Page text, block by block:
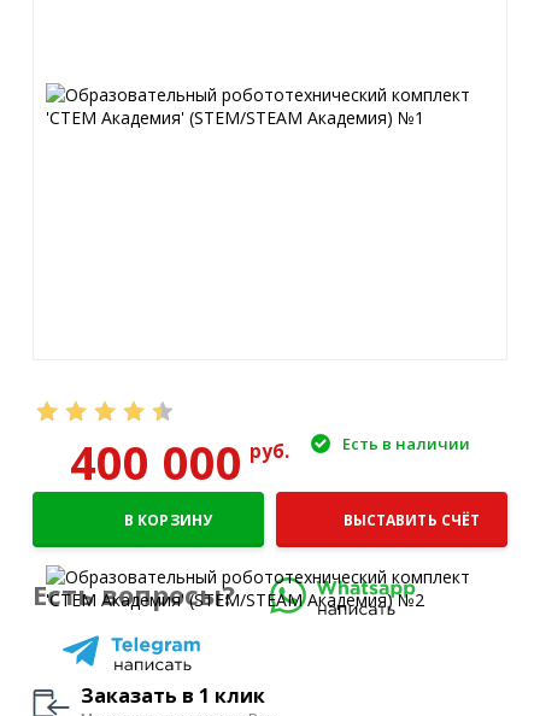
400 000руб. Есть в наличии
В КОРЗИНУ ВЫСТАВИТЬ СЧЁТ
Есть вопросы?
Заказать в 1 клик